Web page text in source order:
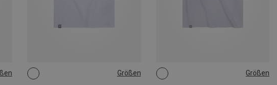
Größen
XS Größen
S